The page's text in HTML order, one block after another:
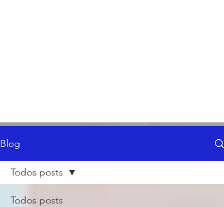
Blog
Todos posts
Todos posts